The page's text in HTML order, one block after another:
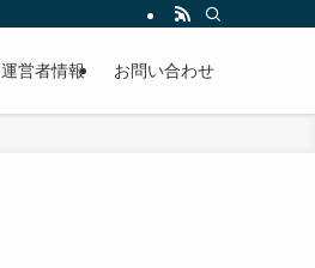
運営者情報 お問い合わせ